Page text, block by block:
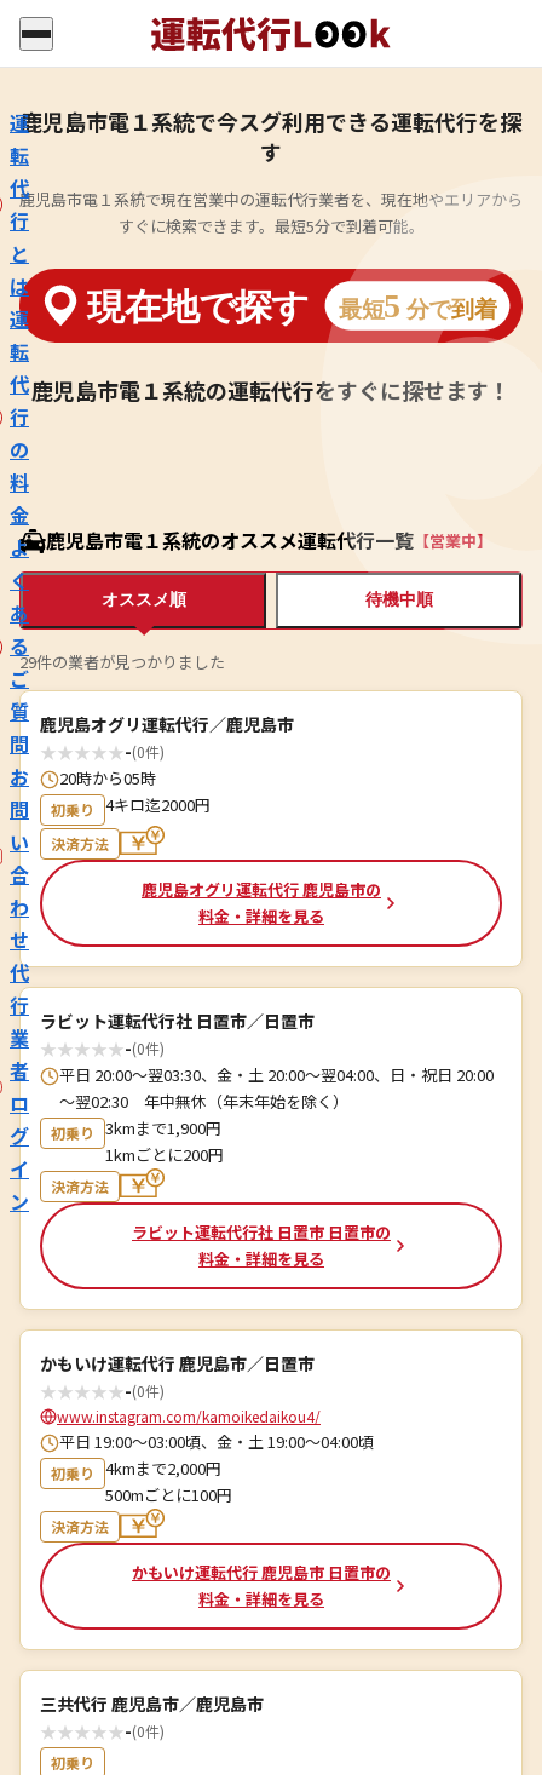
運
転
代
行
と
は
運
転
代
行
の
料
金
よ
く
あ
る
ご
質
問
お
問
い
合
わ
せ
代
行
業
者
ロ
グ
イ
ン
鹿児島市電１系統で今スグ利用できる運転代行を探
す
鹿児島市電１系統で現在営業中の運転代行業者を、現在地やエリアから
すぐに検索できます。最短5分で到着可能。
鹿児島市電１系統の運転代行をすぐに探せます！
鹿児島市電１系統のオススメ運転代行一覧 【営業中】
オススメ順 待機中順
29件の業者が見つかりました
鹿児島オグリ運転代行／鹿児島市
★★★★★-(0件)
20時から05時
初乗り 4キロ迄2000円
決済方法
鹿児島オグリ運転代行 鹿児島市の
料金・詳細を見る
ラビット運転代行社 日置市／日置市
★★★★★-(0件)
平日 20:00～翌03:30、金・土 20:00～翌04:00、日・祝日 20:00
～翌02:30 年中無休（年末年始を除く）
初乗り
3kmまで1,900円
1kmごとに200円
決済方法
ラビット運転代行社 日置市 日置市の
料金・詳細を見る
かもいけ運転代行 鹿児島市／日置市
★★★★★-(0件)
www.instagram.com/kamoikedaikou4/
平日 19:00〜03:00頃、金・土 19:00～04:00頃
初乗り
4kmまで2,000円
500mごとに100円
決済方法
かもいけ運転代行 鹿児島市 日置市の
料金・詳細を見る
三共代行 鹿児島市／鹿児島市
★★★★★-(0件)
初乗り